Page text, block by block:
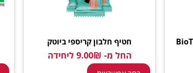
חטיף חלבון קריספי ביוטק
החל מ- 9.00₪ ליחידה